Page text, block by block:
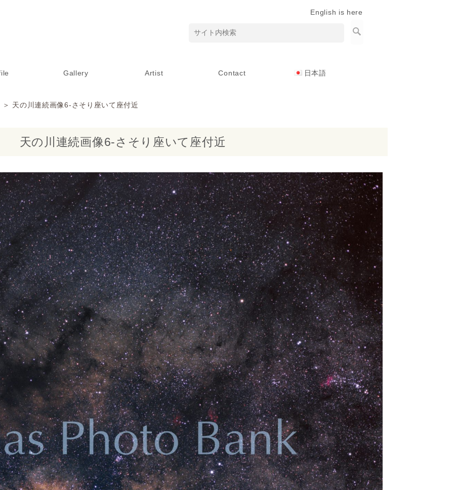
English is here
Gallery Artist Contact 日本語
＞ 天の川連続画像6-さそり座いて座付近
天の川連続画像6-さそり座いて座付近